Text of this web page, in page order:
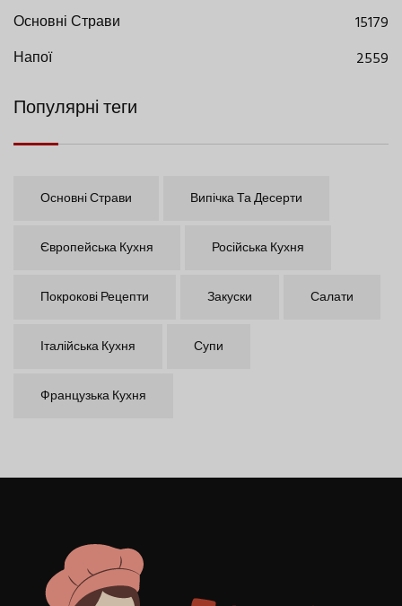
Основні Страви
15179
Напої
2559
Популярні теги
Основні Страви Випічка Та Десерти
Європейська Кухня Російська Кухня
Покрокові Рецепти Закуски Салати
Італійська Кухня Супи
Французька Кухня